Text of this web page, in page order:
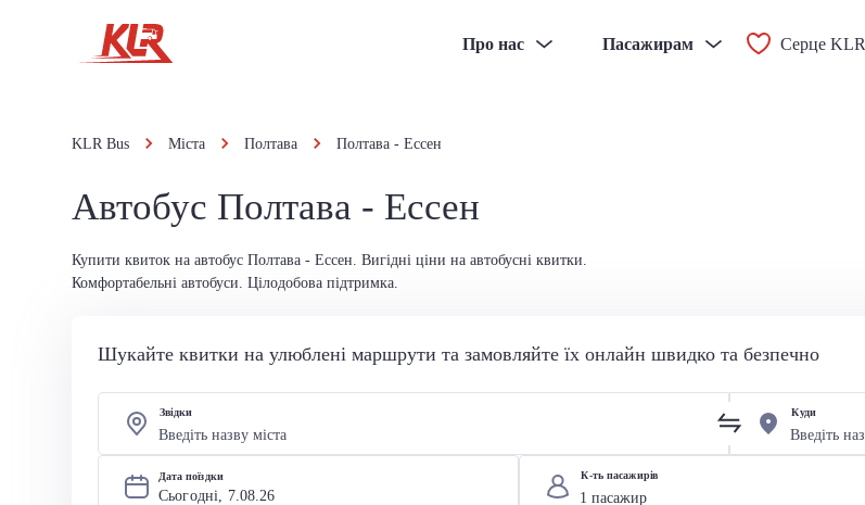
Про нас Пасажирам Серце KLR
KLR Bus Міста Полтава Полтава - Ессен
Автобус Полтава - Ессен
Купити квиток на автобус Полтава - Ессен. Вигідні ціни на автобусні квитки.
Комфортабельні автобуси. Цілодобова підтримка.
Шукайте квитки на улюблені маршрути та замовляйте їх онлайн швидко та безпечно
Звідки Куди
Дата поїздки
Сьогодні, 7.08.26
К-ть пасажирів